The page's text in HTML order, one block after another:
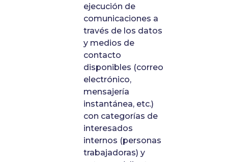
ejecución de
comunicaciones a
través de los datos
y medios de
contacto
disponibles (correo
electrónico,
mensajería
instantánea, etc.)
con categorías de
interesados
internos (personas
trabajadoras) y